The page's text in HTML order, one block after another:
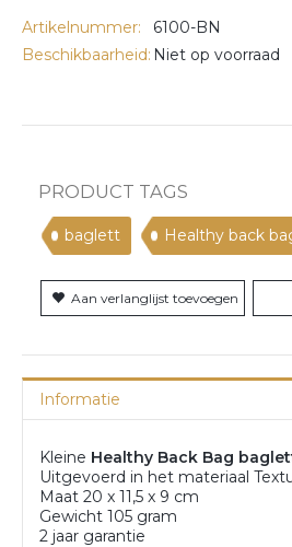
Artikelnummer:
6100-BN
Beschikbaarheid: Niet op voorraad
PRODUCT TAGS
baglett Healthy back
Aan verlanglijst toevoegen
Informatie
Kleine Healthy Back Bag
Uitgevoerd in het materiaal
Maat 20 x 11,5 x 9 cm
Gewicht 105 gram
2 jaar garantie